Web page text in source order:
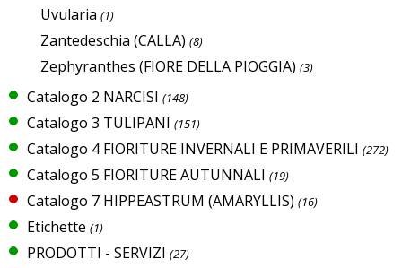
Uvularia (1)
Zantedeschia (CALLA) (8)
Zephyranthes (FIORE DELLA PIOGGIA) (3)
Catalogo 2 NARCISI (148)
Catalogo 3 TULIPANI (151)
Catalogo 4 FIORITURE INVERNALI E PRIMAVERILI (272)
Catalogo 5 FIORITURE AUTUNNALI (19)
Catalogo 7 HIPPEASTRUM (AMARYLLIS) (16)
Etichette (1)
PRODOTTI - SERVIZI (27)